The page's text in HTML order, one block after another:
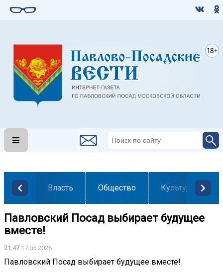
Власть Общество Культура
Павловский Посад выбирает будущее
вместе!
21:4717.05.2026
Павловский Посад выбирает будущее вместе!